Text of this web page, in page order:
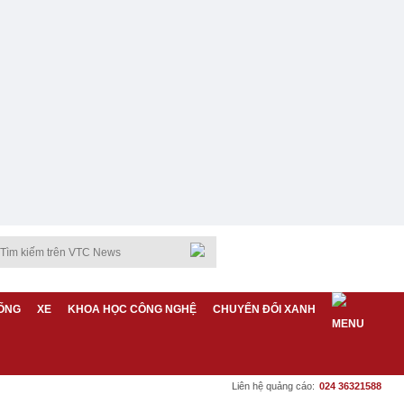
XE KHOA HỌC CÔNG NGHỆ CHUYỂN ĐỔI XANH
Liên hệ quảng cáo: 024 36321588